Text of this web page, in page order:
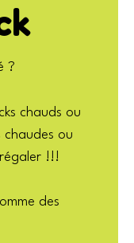
?
chauds ou
chaudes ou
!!!
des